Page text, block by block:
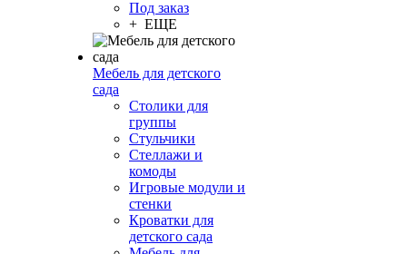
Под заказ
+ ЕЩЕ
Мебель для детского
сада
Столики для
группы
Стульчики
Стеллажи и
комоды
Игровые модули и
стенки
Кроватки для
детского сада